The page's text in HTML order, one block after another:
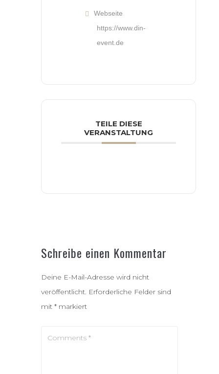
Webseite
https://www.din-
event.de
TEILE DIESE
VERANSTALTUNG
Schreibe einen Kommentar
Deine E-Mail-Adresse wird nicht
veröffentlicht. Erforderliche Felder sind
mit * markiert